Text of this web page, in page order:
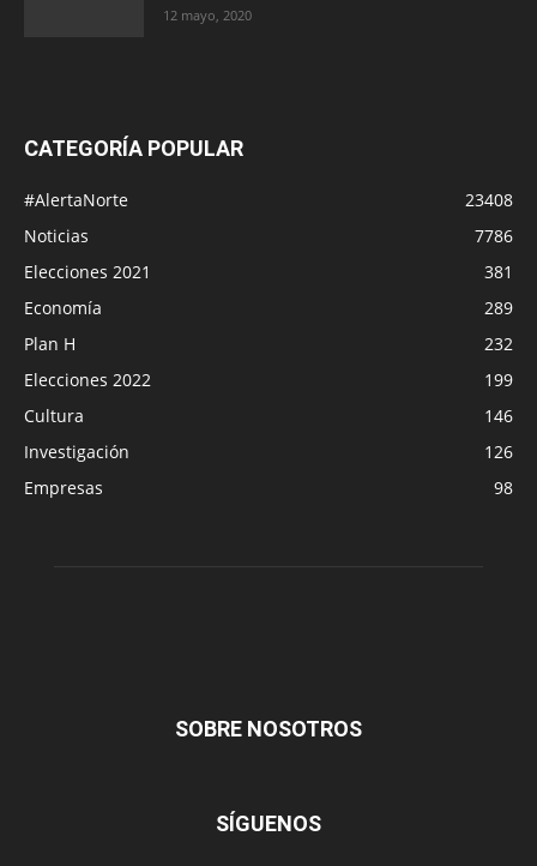
12 mayo, 2020
CATEGORÍA POPULAR
#AlertaNorte
23408
Noticias
7786
Elecciones 2021
381
Economía
289
Plan H
232
Elecciones 2022
199
Cultura
146
Investigación
126
Empresas
98
SOBRE NOSOTROS
SÍGUENOS